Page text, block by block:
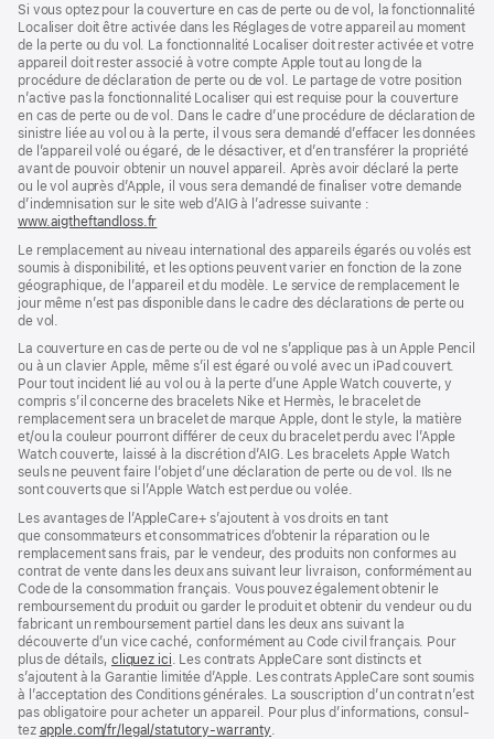
Si vous optez pour la couverture en cas de perte ou de vol, la fonctionnalité
Localiser doit être activée dans les Réglages de votre appareil au moment
de la perte ou du vol. La fonctionnalité Localiser doit rester activée et votre
appareil doit rester associé à votre compte Apple tout au long de la
procédure de déclaration de perte ou de vol. Le partage de votre position
n’active pas la fonctionnalité Localiser qui est requise pour la couverture
en cas de perte ou de vol. Dans le cadre d’une procédure de déclaration de
sinistre liée au vol ou à la perte, il vous sera demandé d’effacer les données
de l’appareil volé ou égaré, de le désactiver, et d’en transférer la propriété
avant de pouvoir obtenir un nouvel appareil. Après avoir déclaré la perte
ou le vol auprès d’Apple, il vous sera demandé de finaliser votre demande
d’indemnisation sur le site web d’AIG à l’adresse suivante :
www.aigtheftandloss.fr
une
nouvelle
fenêtre)
Le remplacement au niveau international des appareils égarés ou volés est
soumis à disponibilité, et les options peuvent varier en fonction de la zone
géographique, de l’appareil et du modèle. Le service de remplacement le
jour même n’est pas disponible dans le cadre des déclarations de perte ou
de vol.
La couverture en cas de perte ou de vol ne s’applique pas à un Apple Pencil
ou à un clavier Apple, même s’il est égaré ou volé avec un iPad couvert.
Pour tout incident lié au vol ou à la perte d’une Apple Watch couverte, y
compris s’il concerne des bracelets Nike et Hermès, le bracelet de
remplacement sera un bracelet de marque Apple, dont le style, la matière
et/ou la couleur pourront différer de ceux du bracelet perdu avec l’Apple
Watch couverte, laissé à la discrétion d’AIG. Les bracelets Apple Watch
seuls ne peuvent faire l’objet d’une déclaration de perte ou de vol. Ils ne
sont couverts que si l’Apple Watch est perdue ou volée.
Les avan­tages de l’AppleCare+ s’ajoutent à vos droits en tant
que consommateurs et consommatrices d’obtenir la réparation ou le
rempla­cement sans frais, par le vendeur, des pro­duits non conformes au
contrat de vente dans les deux ans suivant leur livraison, conformément au
Code de la consom­mation français. Vous pouvez égale­ment obtenir le
rembour­sement du produit ou garder le produit et obtenir du vendeur ou du
fabricant un rembour­sement partiel dans les deux ans suivant la
découverte d’un vice caché, conformément au Code civil français. Pour
plus de détails, cliquez ici (s’ouvre
dans
une
nouvelle
fenêtre)
. Les contrats AppleCare sont distincts et
s’ajoutent à la Garantie limitée d’Apple. Les contrats AppleCare sont soumis
à l’acceptation des Conditions générales. La souscription d’un contrat n’est
pas obligatoire pour acheter un appa­reil. Pour plus d’infor­mations, consul­
tez apple.com/fr/legal/statutory-warranty